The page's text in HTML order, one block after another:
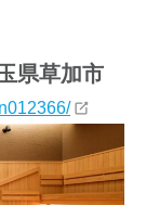
県草加市